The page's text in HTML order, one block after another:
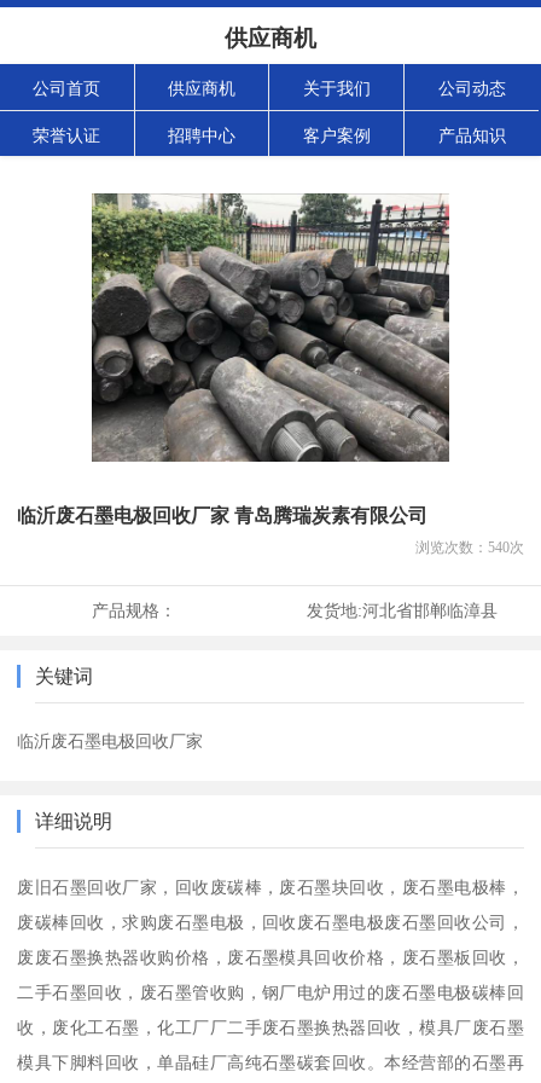
供应商机
公司首页 供应商机 关于我们 公司动态
荣誉认证 招聘中心 客户案例 产品知识
临沂废石墨电极回收厂家 青岛腾瑞炭素有限公司
浏览次数： 540次
产品规格： 发货地:河北省邯郸临漳县
关键词
临沂废石墨电极回收厂家
详细说明
废旧石墨回收厂家，回收废碳棒，废石墨块回收，废石墨电极棒，
废碳棒回收，求购废石墨电极，回收废石墨电极废石墨回收公司，
废废石墨换热器收购价格，废石墨模具回收价格，废石墨板回收，
二手石墨回收，废石墨管收购，钢厂电炉用过的废石墨电极碳棒回
收，废化工石墨，化工厂厂二手废石墨换热器回收，模具厂废石墨
模具下脚料回收，单晶硅厂高纯石墨碳套回收。本经营部的石墨再